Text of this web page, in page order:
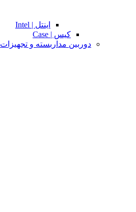
اینتل | Intel
کیس | Case
دوربین مداربسته و تجهیزات